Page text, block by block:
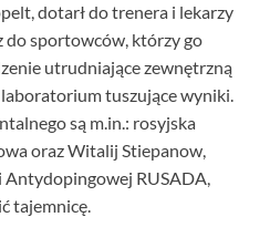
dotarł do trenera i lekarzy
do sportowców, którzy go
utrudniające zewnętrzną
tuszujące wyniki.
są m.in.: rosyjska
oraz Witalij Stiepanow,
Antydopingowej RUSADA,
tajemnicę.